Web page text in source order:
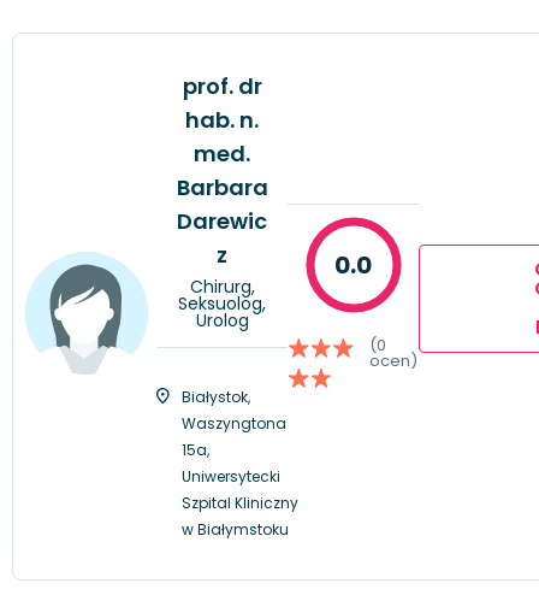
prof. dr
hab. n.
med.
Barbara
Darewic
z
Chirurg,
Seksuolog,
Urolog
Białystok,
Waszyngtona
15a,
Uniwersytecki
Szpital Kliniczny
w Białymstoku
0.0
(0
ocen)